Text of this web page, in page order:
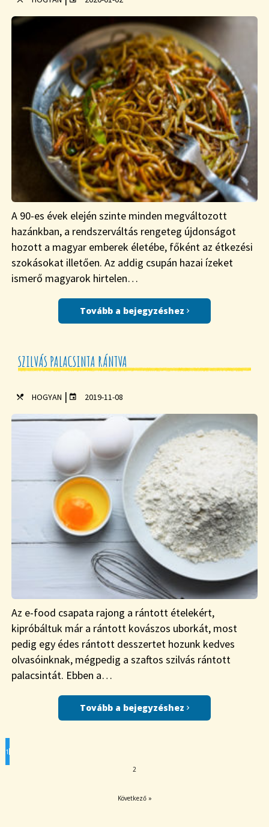
A 90-es évek elején szinte minden megváltozott
hazánkban, a rendszerváltás rengeteg újdonságot
hozott a magyar emberek életébe, főként az étkezési
szokásokat illetően. Az addig csupán hazai ízeket
ismerő magyarok hirtelen…
Tovább a bejegyzéshez
SZILVÁS PALACSINTA RÁNTVA
HOGYAN | 2019-11-08
Az e-food csapata rajong a rántott ételekért,
kipróbáltuk már a rántott kovászos uborkát, most
pedig egy édes rántott desszertet hozunk kedves
olvasóinknak, mégpedig a szaftos szilvás rántott
palacsintát. Ebben a…
Tovább a bejegyzéshez
1
2
Következő »